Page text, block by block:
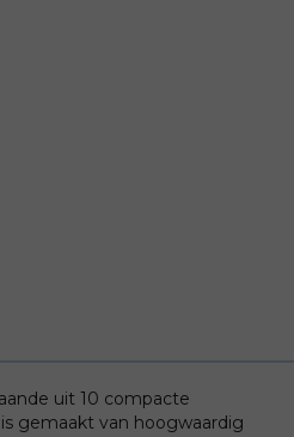
uit 10 compacte
gemaakt van hoogwaardig